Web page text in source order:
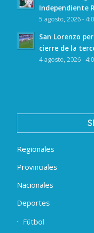
Independiente
5 agosto, 2026 -
San Lorenzo
cierre de la
4 agosto, 2026 -
Regionales
Provinciales
Nacionales
Deportes
Fútbol